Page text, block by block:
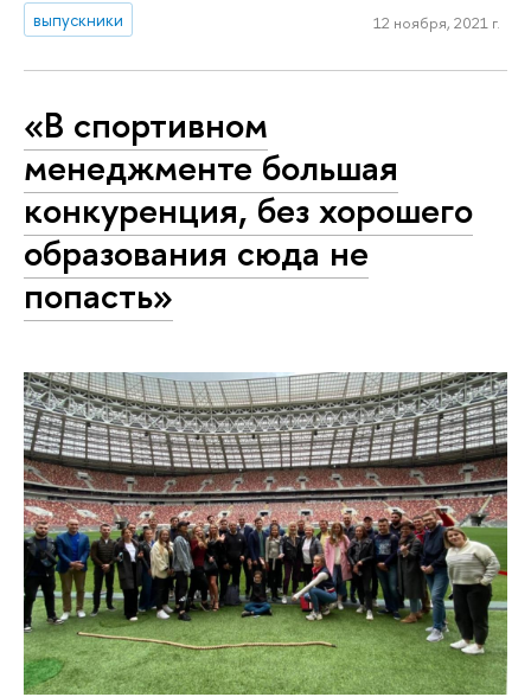
выпускники
12 ноября, 2021 г.
«В спортивном
менеджменте большая
конкуренция, без хорошего
образования сюда не
попасть»